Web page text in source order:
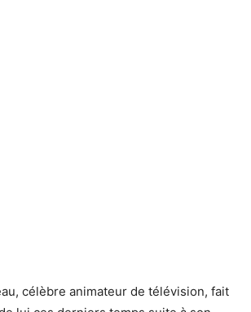
célèbre animateur de télévision, fait